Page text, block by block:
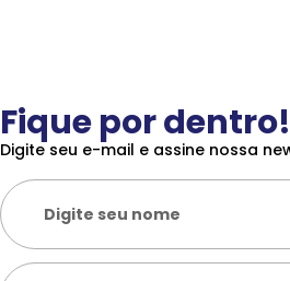
Fique por dentro!
Digite seu e-mail e assine nossa